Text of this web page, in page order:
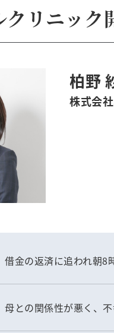
クリニック
柏野
株式会
借金の返済に追われ朝8
母との関係性が悪く、